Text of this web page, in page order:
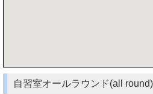
自習室オールラウンド(all